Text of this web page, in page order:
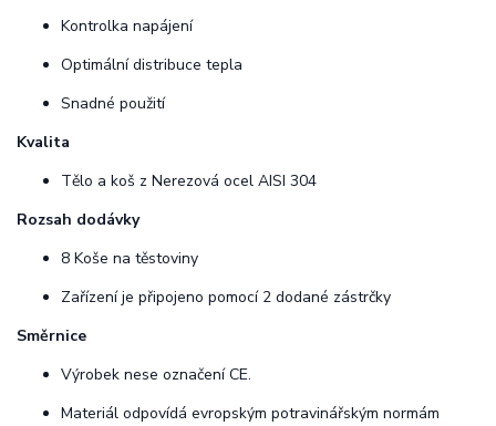
Kontrolka napájení
Optimální distribuce tepla
Snadné použití
Kvalita
Tělo a koš z Nerezová ocel AISI 304
Rozsah dodávky
8 Koše na těstoviny
Zařízení je připojeno pomocí 2 dodané zástrčky
Směrnice
Výrobek nese označení CE.
Materiál odpovídá evropským potravinářským normám